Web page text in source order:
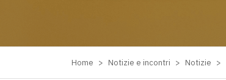
Home > Notizie e incontri > Notizie >